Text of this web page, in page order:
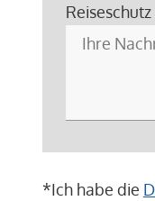
*Ich habe die